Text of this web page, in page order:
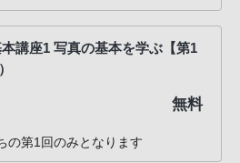
本講座1 写真の基本を学ぶ【第1
無料
の第1回のみとなります